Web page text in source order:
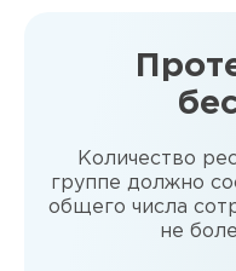
Количество
группе должно
общего числа
не